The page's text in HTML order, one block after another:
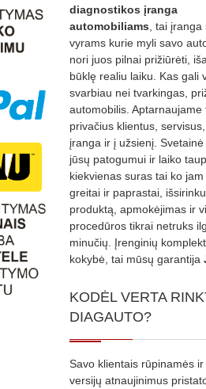
diagnostikos įranga
automobiliams , tai
vyrams kurie myli savo
nori juos pilnai prižiūrėti,
būklę realiu laiku. Kas gali
svarbiau nei tvarkingas,
automobilis. Aptarnaujame
privačius klientus,
įranga ir į užsienį.
jūsų patogumui ir laiko
kiekvienas suras tai ko
greitai ir paprastai,
produktą, apmokėjimas ir
procedūros tikrai netruks
minučių. Įrenginių
kokybė, tai mūsų garantija
KODĖL VERTA
DIAGAUTO?
Savo klientais rūpinamės
versijų atnaujinimus